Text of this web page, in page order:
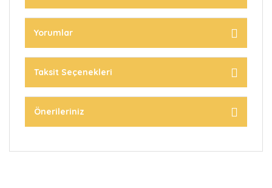
Yorumlar
Taksit Seçenekleri
Önerileriniz